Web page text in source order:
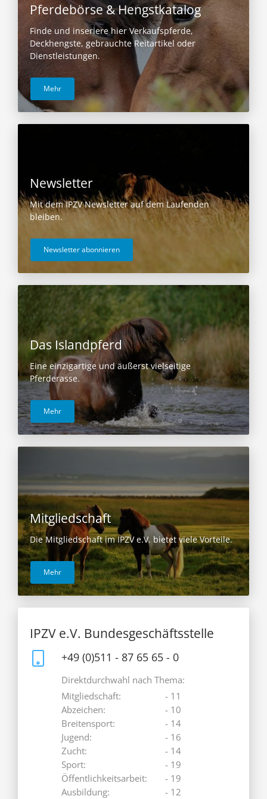
Pferdebörse & Hengstkatalog
Finde und inseriere hier Verkaufspferde,
Deckhengste, gebrauchte Reitartikel oder
Dienstleistungen.
Mehr
Newsletter
Mit dem IPZV Newsletter auf dem Laufenden
bleiben.
Newsletter abonnieren
Das Islandpferd
Eine einzigartige und äußerst vielseitige
Pferderasse.
Mehr
Mitgliedschaft
Die Mitgliedschaft im IPZV e.V. bietet viele Vorteile.
Mehr
IPZV e.V. Bundesgeschäftsstelle
+49 (0)511 - 87 65 65 - 0
Direktdurchwahl nach Thema:
Mitgliedschaft:
Abzeichen:
Breitensport:
Jugend:
Zucht:
Sport:
Öffentlichkeitsarbeit:
Ausbildung:
- 11
- 10
- 14
- 16
- 14
- 19
- 19
- 12